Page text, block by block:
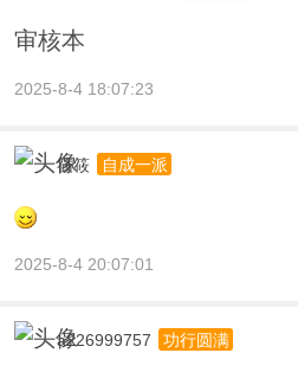
审核本
2025-8-4 18:07:23
筱筱 自成一派
2025-8-4 20:07:01
a226999757 功行圆满